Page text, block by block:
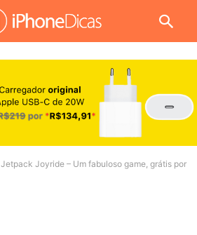
Jetpack Joyride – Um fabuloso game, grátis por